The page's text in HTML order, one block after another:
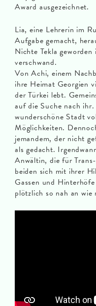
Award ausgezeichnet.
Lia, eine Lehrerin im
Aufgabe gemacht,
Nichte Tekla
verschwand.
Von Achi, einem
ihre Heimat Georgien
der Türkei lebt.
auf die Suche nach
wunderschöne Stadt
Möglichkeiten.
jemandem, der nicht
als gedacht.
Anwältin, die für
beiden sich mit ihrer
Gassen und
plötzlich so nah an wie